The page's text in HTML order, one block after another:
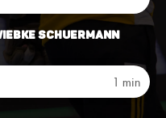
Schuermann
1 min